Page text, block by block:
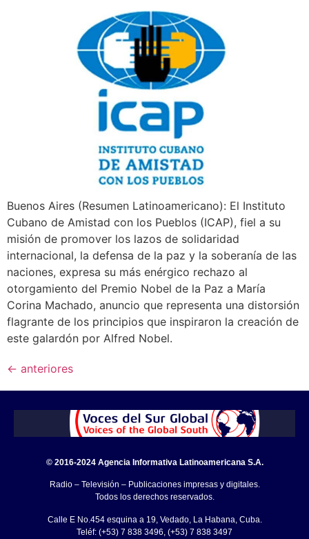
Buenos Aires (Resumen Latinoamericano): El Instituto
Cubano de Amistad con los Pueblos (ICAP), fiel a su
misión de promover los lazos de solidaridad
internacional, la defensa de la paz y la soberanía de las
naciones, expresa su más enérgico rechazo al
otorgamiento del Premio Nobel de la Paz a María
Corina Machado, anuncio que representa una distorsión
flagrante de los principios que inspiraron la creación de
este galardón por Alfred Nobel.
← anteriores
© 2016-2024 Agencia Informativa Latinoamericana S.A.
Radio – Televisión – Publicaciones impresas y digitales.
Todos los derechos reservados.
Calle E No.454 esquina a 19, Vedado, La Habana, Cuba.
Teléf: (+53) 7 838 3496, (+53) 7 838 3497